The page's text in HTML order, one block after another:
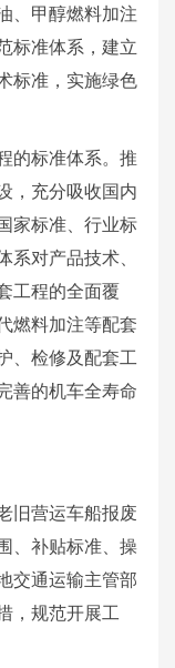
、甲醇燃料加注
标准体系，建立
标准，实施绿色
的标准体系。推
，充分吸收国内
家标准、行业标
系对产品技术、
工程的全面覆
燃料加注等配套
、检修及配套工
善的机车全寿命
旧营运车船报废
、补贴标准、操
交通运输主管部
，规范开展工